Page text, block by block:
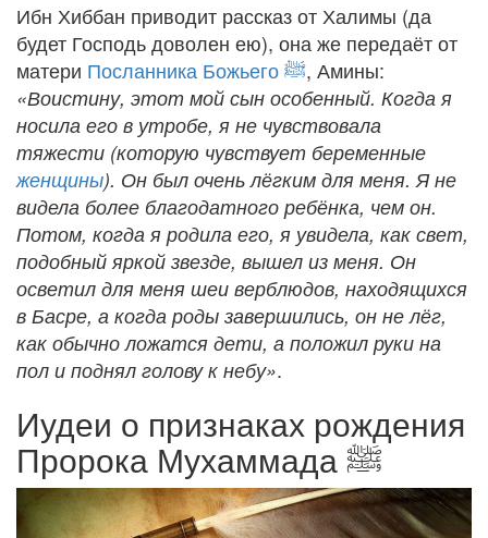
Ибн Хиббан приводит рассказ от Халимы (да
будет Господь доволен ею), она же передаёт от
матери Посланника Божьегоﷺ, Амины:
«Воистину, этот мой сын особенный. Когда я
носила его в утробе, я не чувствовала
тяжести (которую чувствует беременные
женщины). Он был очень лёгким для меня. Я не
видела более благодатного ребёнка, чем он.
Потом, когда я родила его, я увидела, как свет,
подобный яркой звезде, вышел из меня. Он
осветил для меня шеи верблюдов, находящихся
в Басре, а когда роды завершились, он не лёг,
как обычно ложатся дети, а положил руки на
пол и поднял голову к небу».
Иудеи о признаках рождения
Пророка Мухаммадаﷺ